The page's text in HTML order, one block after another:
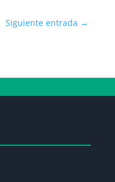
Siguiente entrada →